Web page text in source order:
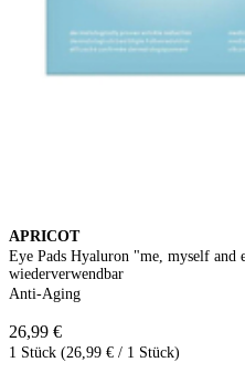
APRICOT
Eye Pads Hyaluron "me, myself
wiederverwendbar
Anti-Aging
26,99 €
1 Stück (26,99 € / 1 Stück)